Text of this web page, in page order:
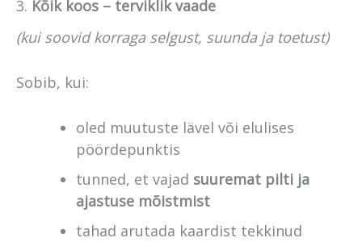
3. Kõik koos – terviklik vaade
(kui soovid korraga selgust, suunda ja toetust)
Sobib, kui:
oled muutuste lävel või elulises
pöördepunktis
tunned, et vajad suuremat pilti ja
ajastuse mõistmist
tahad arutada kaardist tekkinud